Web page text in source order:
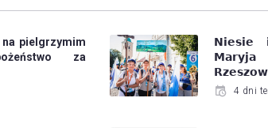
na pielgrzymim
za
𝗡𝗶𝗲𝘀𝗶𝗲
4 dni